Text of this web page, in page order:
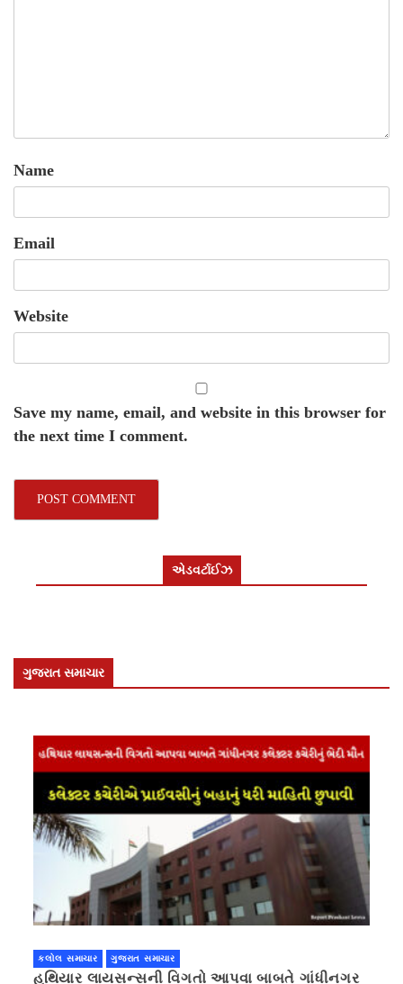
Name
Email
Website
Save my name, email, and website in this browser for
the next time I comment.
એડવર્ટાઈઝ
ગુજરાત સમાચાર
કલોલ સમાચાર ગુજરાત સમાચાર
હથિયાર લાયસન્સની વિગતો આપવા બાબતે ગાંધીનગર